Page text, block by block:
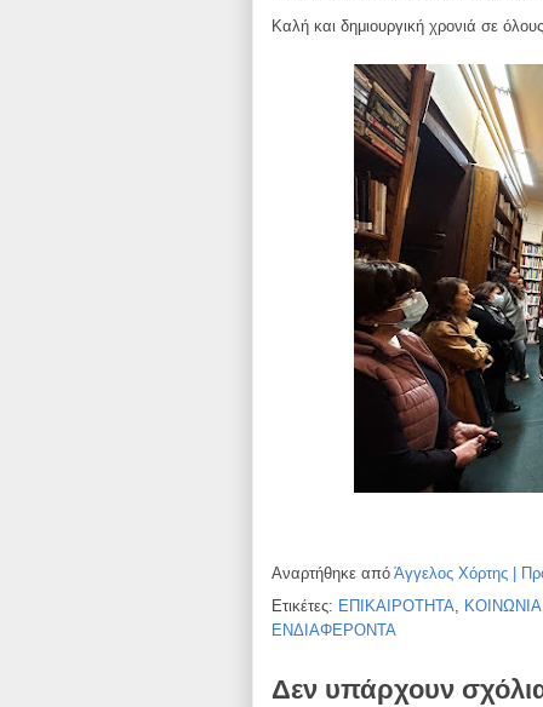
Καλή και δημιουργική χρονιά σε
Αναρτήθηκε από Άγγελος Χόρτης |
Ετικέτες: ΕΠΙΚΑΙΡΟΤΗΤΑ, ΚΟΙΝΩΝΙΑ
ΕΝΔΙΑΦΕΡΟΝΤΑ
Δεν υπάρχουν